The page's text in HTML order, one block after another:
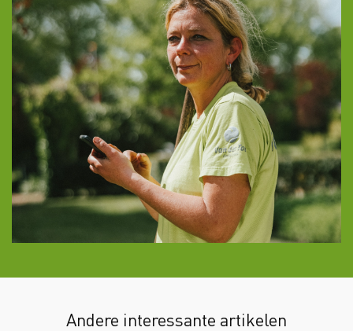
Andere interessante artikelen